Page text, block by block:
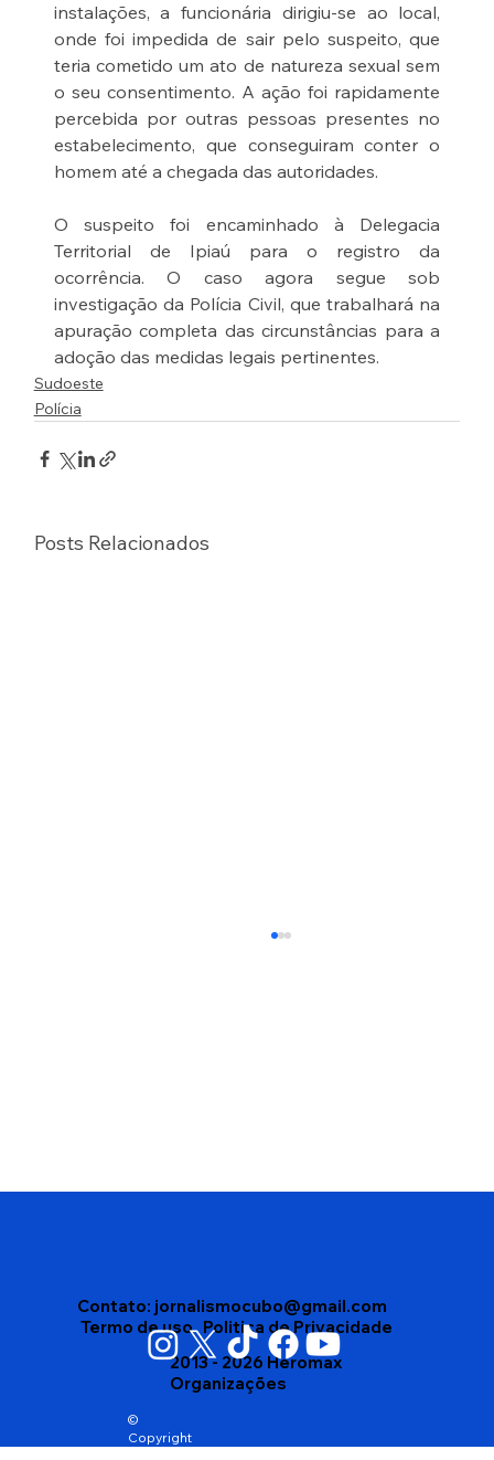
instalações, a funcionária dirigiu-se ao local,
onde foi impedida de sair pelo suspeito, que
teria cometido um ato de natureza sexual sem
o seu consentimento. A ação foi rapidamente
percebida por outras pessoas presentes no
estabelecimento, que conseguiram conter o
homem até a chegada das autoridades.
O suspeito foi encaminhado à Delegacia
Territorial de Ipiaú para o registro da
ocorrência. O caso agora segue sob
investigação da Polícia Civil, que trabalhará na
apuração completa das circunstâncias para a
adoção das medidas legais pertinentes.
Sudoeste
Polícia
Posts Relacionados
Operação apreende cerca de uma
Contato: jornalismocubo@gmail.com
Termo de uso Politica de Privacidade
©
Copyright
2013 - 2026 Heromax
Organizações